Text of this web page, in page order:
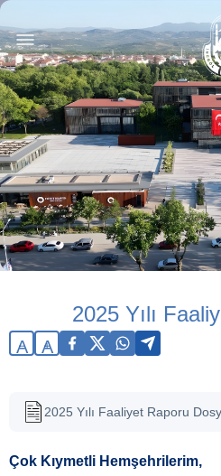
2025 Yılı
A A
2025 Yılı Faaliyet Raporu
Çok Kıymetli Hemşehrilerim,